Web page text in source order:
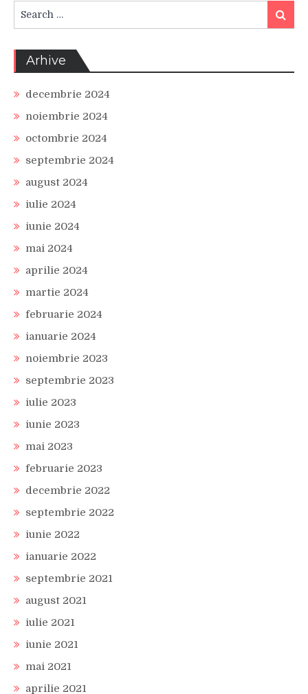
for:
Search
Arhive
decembrie 2024
noiembrie 2024
octombrie 2024
septembrie 2024
august 2024
iulie 2024
iunie 2024
mai 2024
aprilie 2024
martie 2024
februarie 2024
ianuarie 2024
noiembrie 2023
septembrie 2023
iulie 2023
iunie 2023
mai 2023
februarie 2023
decembrie 2022
septembrie 2022
iunie 2022
ianuarie 2022
septembrie 2021
august 2021
iulie 2021
iunie 2021
mai 2021
aprilie 2021